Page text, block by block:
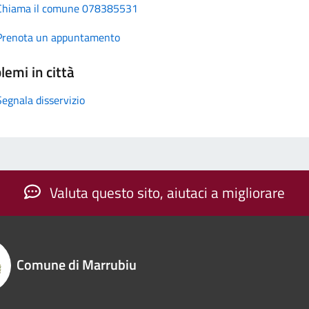
il comune 078385531
un appuntamento
in città
disservizio
Valuta questo sito, aiutaci a migliorare
Comune di Marrubiu